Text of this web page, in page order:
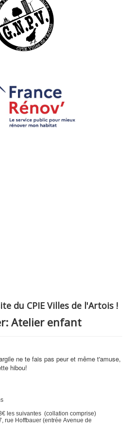
du CPIE Villes de l'Artois !
Atelier enfant
ne te fais pas peur et même t'amuse,
hibou!
les suivantes (collation comprise)
rue Hoffbauer (entrée Avenue de